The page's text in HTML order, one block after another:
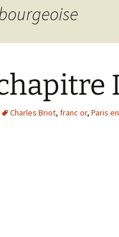
Charles Briot, franc or, Paris